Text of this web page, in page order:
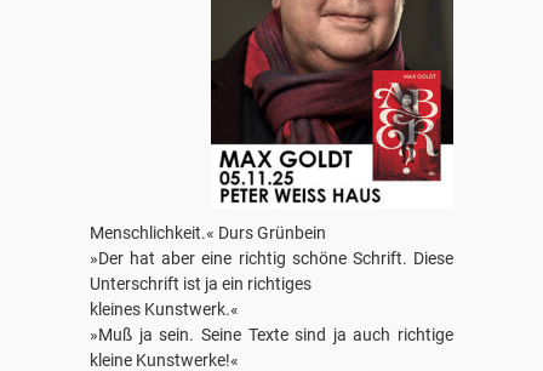
Menschlichkeit.« Durs Grünbein
»Der hat aber eine richtig schöne Schrift. Diese
Unterschrift ist ja ein richtiges
kleines Kunstwerk.«
»Muß ja sein. Seine Texte sind ja auch richtige
kleine Kunstwerke!«